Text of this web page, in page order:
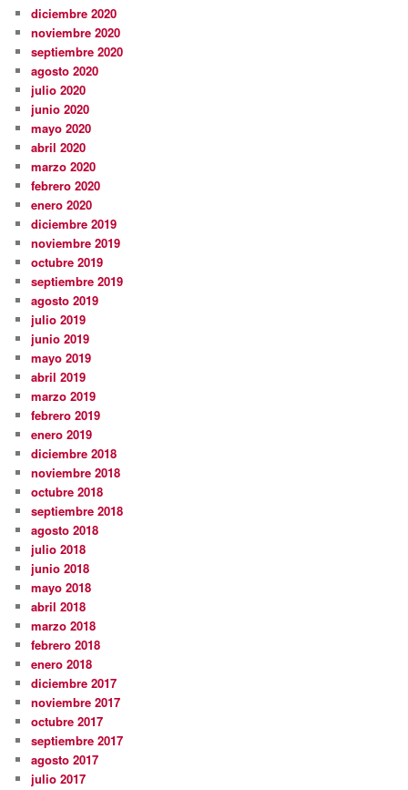
diciembre 2020
noviembre 2020
septiembre 2020
agosto 2020
julio 2020
junio 2020
mayo 2020
abril 2020
marzo 2020
febrero 2020
enero 2020
diciembre 2019
noviembre 2019
octubre 2019
septiembre 2019
agosto 2019
julio 2019
junio 2019
mayo 2019
abril 2019
marzo 2019
febrero 2019
enero 2019
diciembre 2018
noviembre 2018
octubre 2018
septiembre 2018
agosto 2018
julio 2018
junio 2018
mayo 2018
abril 2018
marzo 2018
febrero 2018
enero 2018
diciembre 2017
noviembre 2017
octubre 2017
septiembre 2017
agosto 2017
julio 2017